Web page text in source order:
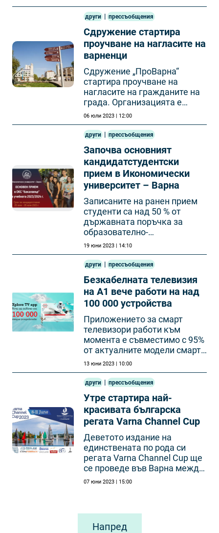
журналисти с най-новото от
света на движенческите
други | прессъобщения
Сдружение стартира
проучване на нагласите на
варненци
Сдружение „ПроВарна“
стартира проучване на
нагласите на гражданите на
града. Организацията е
пуснала на сайта си онлайн
анкета, чиято цел е да
предостави възможност на
възможност да оценят
състоянието на града.
06 юли 2023 | 12:00
други | прессъобщения
Започва основният
кандидатстудентски
прием в Икономически
университет – Варна
Записаните на ранен прием
студенти са над 50 % от
държавната поръчка за
образователно-
квалификационна степен
„бакалавър“
19 юни 2023 | 14:10
други | прессъобщения
Безкабелната телевизия
на А1 вече работи на над
100 000 устройства
Приложението за смарт
телевизори работи към
момента е съвместимо с 95%
от актуалните модели смарт
телевизори на пазара.
13 юни 2023 | 10:00
други | прессъобщения
Утре стартира най-
красивата българска
регата Varna Channel Cup
Деветото издание на
единствената по рода си
регата Varna Channel Cup ще
се проведе във Варна между
8-11 юни.
07 юни 2023 | 15:00
Напред